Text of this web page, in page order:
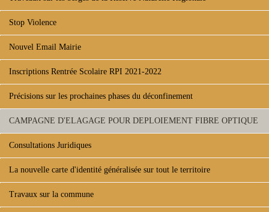
Stop Violence
Nouvel Email Mairie
Inscriptions Rentrée Scolaire RPI 2021-2022
Précisions sur les prochaines phases du déconfinement
CAMPAGNE D'ELAGAGE POUR DEPLOIEMENT FIBRE OPTIQUE
Consultations Juridiques
La nouvelle carte d'identité généralisée sur tout le territoire
Travaux sur la commune